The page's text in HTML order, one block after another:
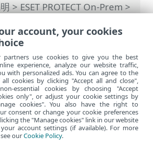
>ESET PROTECT On-Prem>
Prem 主功能表>工作>用戶
解除安裝
account, your cookies
partners use cookies to give you the best
experience, analyze our website traffic,
with personalized ads. You can agree to the
cookies by clicking "Accept all and close",
essential cookies by choosing "Accept
only", or adjust your cookie settings by
cookies". You also have the right to
consent or change your cookie preferences
the "Manage cookies" link in our website
account settings (if available). For more
ourCookie Policy.